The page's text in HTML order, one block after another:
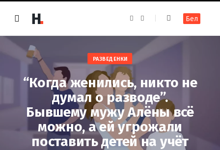
e
o
t
Бел
РАЗВЕДЕНКИ
“Когда женились, никто не
думал о разводе”.
Бывшему мужу Алёны всё
можно, а ей угрожали
поставить детей на учёт